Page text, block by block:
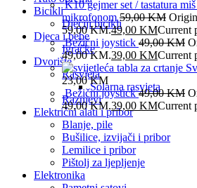
Bicikli
Dječiji bicikli
Djeca i bebe
Igračke
Dvorište
Rasvjeta
Solarna rasvjeta
Raznjevi
Električni alati i pribor
Blanje, pile
Bušilice, izvijači i pribor
Lemilice i pribor
Pištolj za ljepljenje
Elektronika
K10 gejmer set / tastatura
mikrofonom59,00KM
59,00 KM.49,00 KMCurrent
Bežični joystick 49,00KM
49,00 KM.39,00 KMCurrent
23,00KM
Bežični joystick49,00KM
49,00 KM.39,00 KMCurrent